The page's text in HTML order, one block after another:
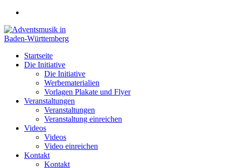
Zum
springen
Startseite
Die Initiative
Die Initiative
Werbematerialien
Vorlagen Plakate und Flyer
Veranstaltungen
Veranstaltungen
Veranstaltung einreichen
Videos
Videos
Video einreichen
Kontakt
Kontakt